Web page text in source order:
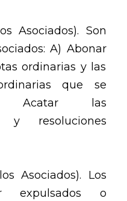
Asociados). Son
A) Abonar
ordinarias y las
que se
Acatar las
y resoluciones
Asociados). Los
expulsados o